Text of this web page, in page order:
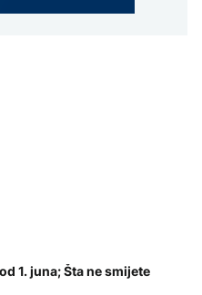
1. juna; Šta ne smijete